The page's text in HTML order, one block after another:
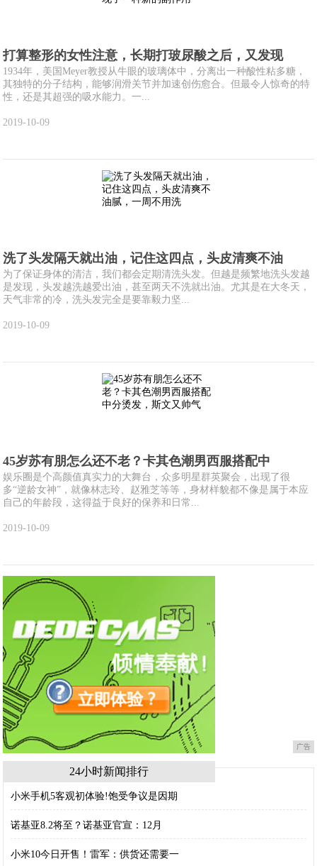
打算整形的女性注意，长期打玻尿酸之后，又发现
1934年，美国Meyer教授从牛眼的玻璃体中，分离出一种酸性粘多糖，
其独特的分子结构，能够润滑关节并加速创伤愈合。但最令人惊奇的特
性，还是其超强的吸水能力。一...
2019-10-09
洗了头发隔天就出油，记住这四点，头皮清爽不油
为了保证身体的清洁，我们都会定期清洗头发。但越是频繁地洗头发越
是发现，头发越洗越爱出油，甚至两天不洗就出油。尤其是在大冬天，
天气非常的冷，洗头发完全是要靠毅力坚...
2019-10-09
45岁苏有朋怎么还不老？卡其色潮男西服搭配中
娱乐圈是个高颜值真实力的大舞台，众多明星群英聚会，出现了很
多“逆龄女神”，就像林志玲、赵雅芝等等，身材样貌都不像是属于本应
自己的年龄段，这得益于良好的保养和日常...
2019-10-09
广告
24小时新闻排行
小米手机5客观初体验!饱受争议是因期
诺基亚8.2将至？诺基亚官宣：12月
小米10今日开售！雷军：供货还需要一